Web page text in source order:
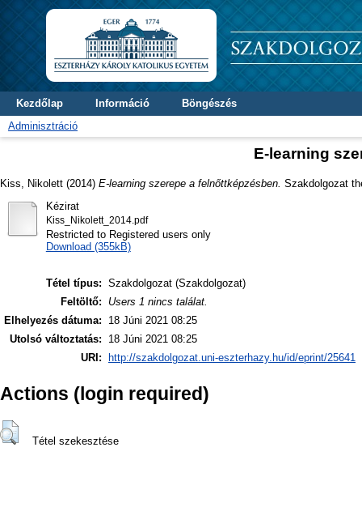
Kezdőlap Információ
Böngészés
Adminisztráció
E-learning
Kiss, Nikolett (2014) E-learning szerepe a felnőttképzésben. Szakdolgozat
Kézirat
Kiss_Nikolett_2014.pdf
Restricted to Registered users only
Download (355kB)
Tétel típus: Szakdolgozat (Szakdolgozat)
Feltöltő:
Users 1 nincs találat.
Elhelyezés dátuma:
18 Júni 2021 08:25
Utolsó változtatás:
18 Júni 2021 08:25
URI:
http://szakdolgozat.uni-eszterhazy.hu/id/eprint/25641
Actions (login required)
Tétel szekesztése